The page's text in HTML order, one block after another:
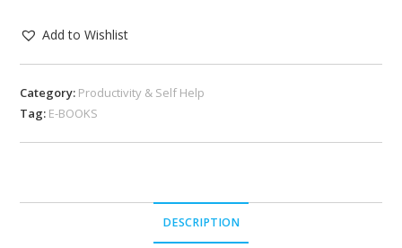
Add to Wishlist
Category: Productivity & Self Help
Tag: E-BOOKS
DESCRIPTION